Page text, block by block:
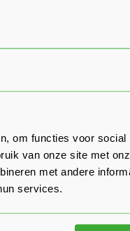
om functies voor
van onze site met
met andere
services.